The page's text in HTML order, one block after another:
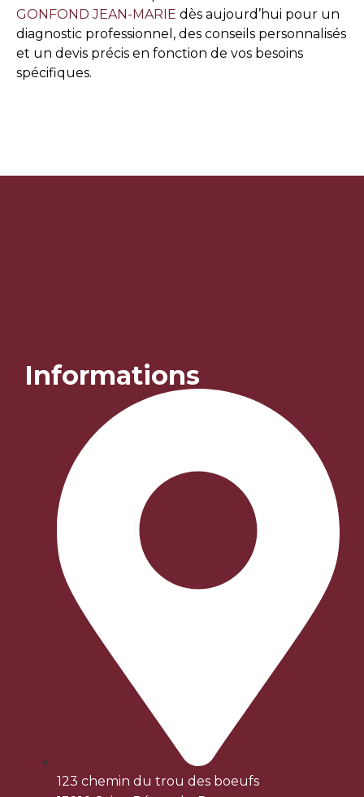
GONFOND JEAN-MARIE dès aujourd’hui pour un
diagnostic professionnel, des conseils personnalisés
et un devis précis en fonction de vos besoins
spécifiques.
Informations
123 chemin du trou des boeufs